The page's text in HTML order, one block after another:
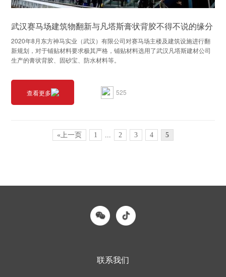
武汉赛马场建筑物翻新与凡塔斯膏状背胶不得不说的缘分
2020年8月东方神马实业（武汉）有限公司对赛马场主楼及建筑设施进行翻
新规划，对于铺贴材料要求极其严格，铺贴材料选用了武汉凡塔斯建材公司
生产的膏状背胶、固砂宝、防水材料等。
查看更多 525
«上一页 1 ... 2 3 4 5
联系我们